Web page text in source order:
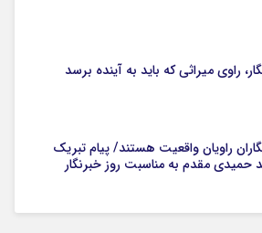
راوی میراثی که باید به آینده برسد
راویان واقعیت هستند/ پیام تبریک
حمیدی مقدم به مناسبت روز خبرنگار